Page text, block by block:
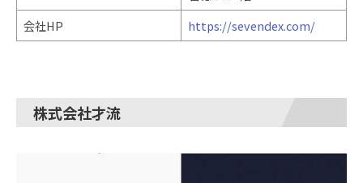
会社HP
https://sevendex.com/
株式会社才流